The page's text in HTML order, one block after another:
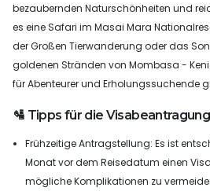
bezaubernden Naturschönheiten und
es eine Safari im Masai Mara
der Großen Tierwanderung oder das
goldenen Stränden von Mombasa -
für Abenteurer und Erholungssuchende
🛂 Tipps für die Visabeantragung
Frühzeitige Antragstellung: Es ist
Monat vor dem Reisedatum einen
mögliche Komplikationen zu